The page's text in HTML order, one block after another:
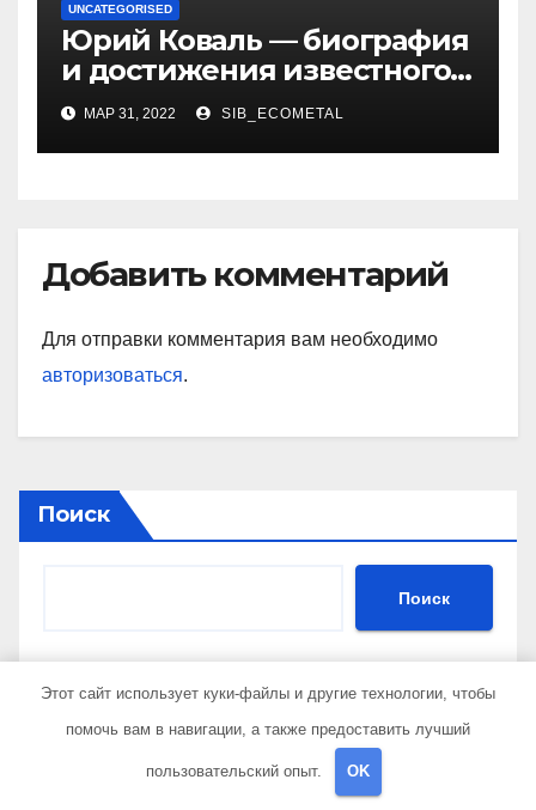
UNCATEGORISED
Юрий Коваль — биография
и достижения известного
украинского дизайнера
МАР 31, 2022 SIB_ECOMETAL
Добавить комментарий
Для отправки комментария вам необходимо
авторизоваться.
Поиск
Поиск
Этот сайт использует куки-файлы и другие технологии, чтобы
помочь вам в навигации, а также предоставить лучший
пользовательский опыт. OK